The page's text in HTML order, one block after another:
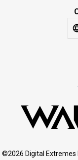
©2026 Digital Extremes